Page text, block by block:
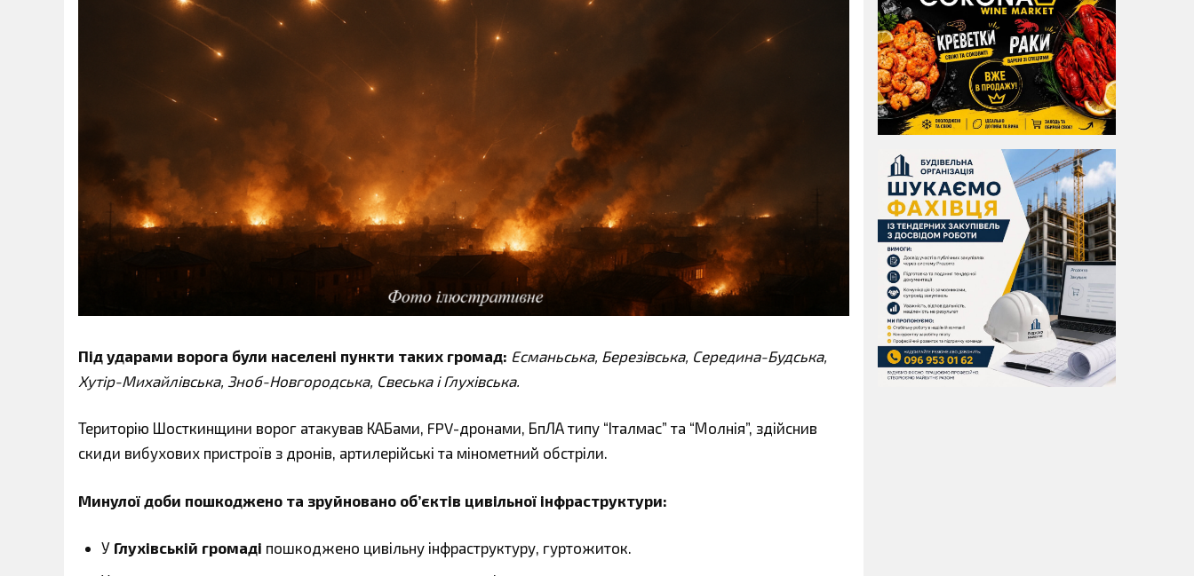
Під ударами ворога були населені пункти таких громад: Есманьська, Березівська, Середина-Будська,
Хутір-Михайлівська, Зноб-Новгородська, Свеська і Глухівська.
Територію Шосткинщини ворог атакував КАБами, FPV-дронами, БпЛА типу “Італмас” та “Молнія”, здійснив
скиди вибухових пристроїв з дронів, артилерійські та мінометний обстріли.
Минулої доби пошкоджено та зруйновано об’єктів цивільної інфраструктури:
У Глухівській громаді пошкоджено цивільну інфраструктуру, гуртожиток.